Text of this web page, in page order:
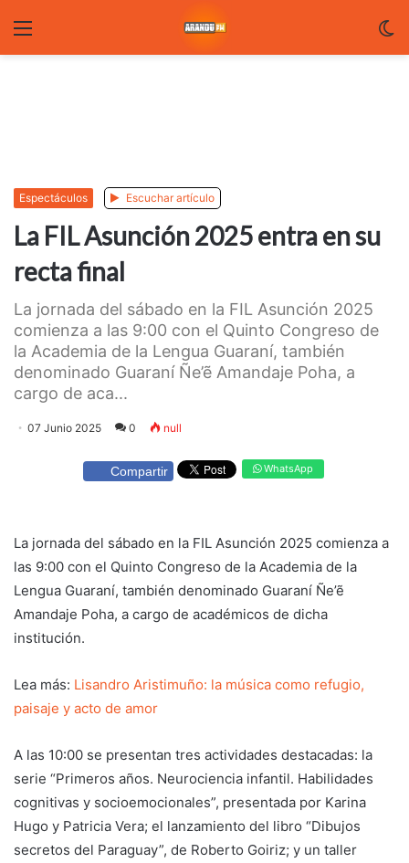
Espectáculos Escuchar artículo
La FIL Asunción 2025 entra en su
recta final
La jornada del sábado en la FIL Asunción 2025
comienza a las 9:00 con el Quinto Congreso de
la Academia de la Lengua Guaraní, también
denominado Guaraní Ñe’ẽ Amandaje Poha, a
cargo de aca...
07 Junio 2025 0 null
Compartir WhatsApp
La jornada del sábado en la FIL Asunción 2025 comienza a
las 9:00 con el Quinto Congreso de la Academia de la
Lengua Guaraní, también denominado Guaraní Ñe’ẽ
Amandaje Poha, a cargo de académicos de dicha
institución.
Lea más: Lisandro Aristimuño: la música como refugio,
paisaje y acto de amor
A las 10:00 se presentan tres actividades destacadas: la
serie “Primeros años. Neurociencia infantil. Habilidades
cognitivas y socioemocionales”, presentada por Karina
Hugo y Patricia Vera; el lanzamiento del libro “Dibujos
secretos del Paraguay”, de Roberto Goiriz; y un taller